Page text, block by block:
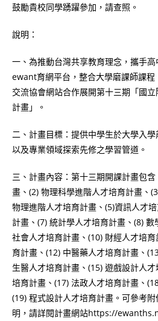
鼓勵貴校同學踴躍參加，請查照。
說明：
一、為推動台灣共享教育理念，攜手
ewant育網平台，整合大學磨課師課
交流協會網站合作展開第十三期「國
計畫」。
二、計畫目標：提供中學生於大學入
以及專業領域探索先修之學習管道。
三、計畫內容：第十三期開課計畫包
畫、(2) 物理科學進階人才培育計畫、
物理進階人才培育計畫、(5)資訊人才
計畫、(7) 統計學人才培育計畫、(8)
社會人才培育計畫、(10) 財經人才培
育計畫、(12) 中醫藥人才培育計畫、
生醫人才培育計畫、(15) 遊戲設計人
培育計畫、(17) 法政人才培育計畫、
(19) 程式設計人才培育計畫。可參考
明，請詳閱計畫網站https://